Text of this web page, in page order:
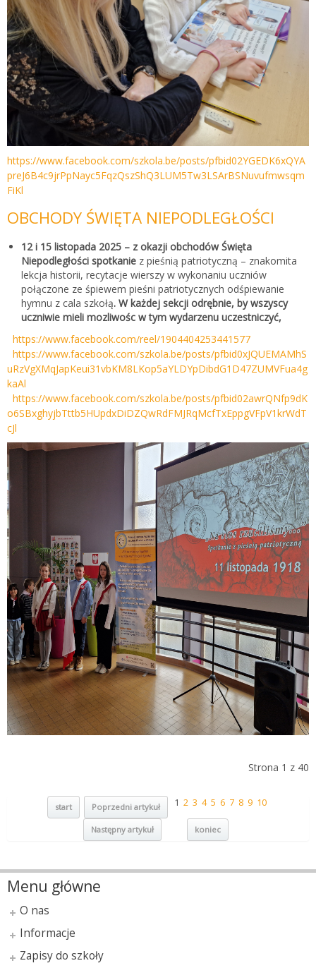
https://www.facebook.com/szkola.be/posts/pfbid02YGEDK6xQYA
preJ6B4c9jrPpNayc5FqzQszShQ3LUM5Tw3LSArBSNuvufmwsqm
FiKl
OBCHODY ŚWIĘTA NIEPODLEGŁOŚCI
12 i 15 listopada 2025 – z okazji obchodów Święta
Niepodległości spotkanie z pieśnią patriotyczną – znakomita
lekcja historii, recytacje wierszy w wykonaniu uczniów
połączone ze śpiewem pieśni patriotycznych odśpiewanie
hymnu z cala szkołą. W każdej sekcji odrębnie, by wszyscy
uczniwie mieli mozliwośc w tym wydarzenu uczestniczyć,
https://www.facebook.com/reel/1904404253441577
https://www.facebook.com/szkola.be/posts/pfbid0xJQUEMAMhS
uRzVgXMqJapKeui31vbKM8LKop5aYLDYpDibdG1D47ZUMVFua4g
kaAl
https://www.facebook.com/szkola.be/posts/pfbid02awrQNfp9dK
o6SBxghyjbTttb5HUpdxDiDZQwRdFMJRqMcfTxEppgVFpV1krWdT
cJl
Strona 1 z 40
start Poprzedni artykuł 1 2 3 4 5 6 7 8 9 10
Następny artykuł koniec
Menu główne
O nas
Informacje
Zapisy do szkoły